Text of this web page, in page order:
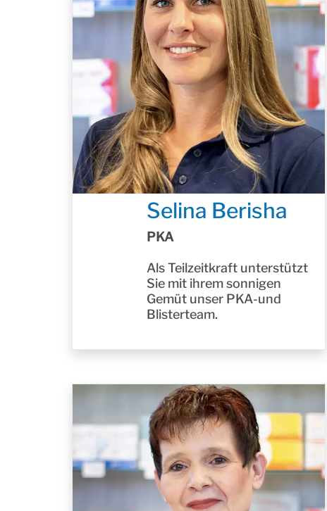
Selina Berisha
PKA
Als Teilzeitkraft unterstützt
Sie mit ihrem sonnigen
Gemüt unser PKA-und
Blisterteam.